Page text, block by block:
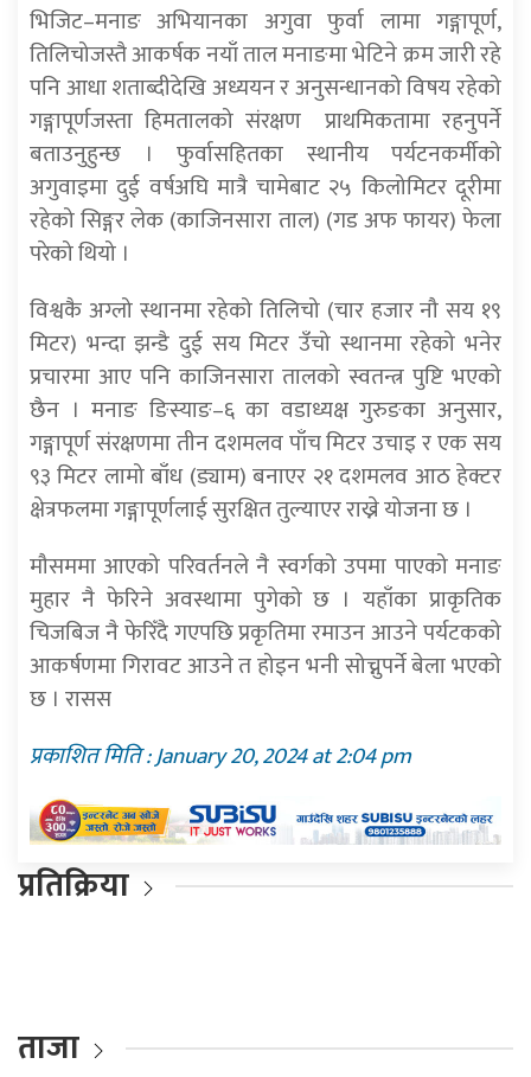
भिजिट–मनाङ अभियानका अगुवा फुर्वा लामा गङ्गापूर्ण,
तिलिचोजस्तै आकर्षक नयाँ ताल मनाङमा भेटिने क्रम जारी रहे
पनि आधा शताब्दीदेखि अध्ययन र अनुसन्धानको विषय रहेको
गङ्गापूर्णजस्ता हिमतालको संरक्षण प्राथमिकतामा रहनुपर्ने
बताउनुहुन्छ । फुर्वासहितका स्थानीय पर्यटनकर्मीको
अगुवाइमा दुई वर्षअघि मात्रै चामेबाट २५ किलोमिटर दूरीमा
रहेको सिङ्गर लेक (काजिनसारा ताल) (गड अफ फायर) फेला
परेको थियो ।
विश्वकै अग्लो स्थानमा रहेको तिलिचो (चार हजार नौ सय १९
मिटर) भन्दा झन्डै दुई सय मिटर उँचो स्थानमा रहेको भनेर
प्रचारमा आए पनि काजिनसारा तालको स्वतन्त्र पुष्टि भएको
छैन । मनाङ ङिस्याङ–६ का वडाध्यक्ष गुरुङका अनुसार,
गङ्गापूर्ण संरक्षणमा तीन दशमलव पाँच मिटर उचाइ र एक सय
९३ मिटर लामो बाँध (ड्याम) बनाएर २१ दशमलव आठ हेक्टर
क्षेत्रफलमा गङ्गापूर्णलाई सुरक्षित तुल्याएर राख्ने योजना छ ।
मौसममा आएको परिवर्तनले नै स्वर्गको उपमा पाएको मनाङ
मुहार नै फेरिने अवस्थामा पुगेको छ । यहाँका प्राकृतिक
चिजबिज नै फेरिँदै गएपछि प्रकृतिमा रमाउन आउने पर्यटकको
आकर्षणमा गिरावट आउने त होइन भनी सोच्नुपर्ने बेला भएको
छ । रासस
प्रकाशित मिति : January 20, 2024 at 2:04 pm
प्रतिक्रिया
ताजा